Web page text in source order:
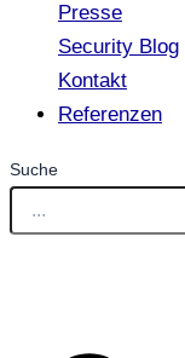
Presse
Security Blog
Kontakt
Referenzen
Suche